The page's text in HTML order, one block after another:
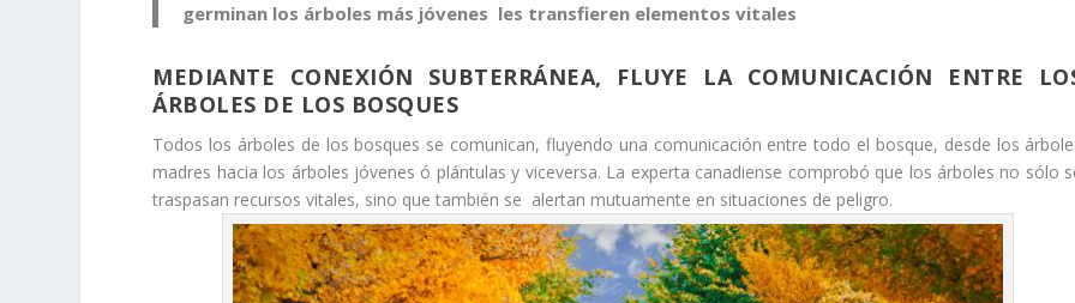
germinan los árboles más jóvenes les transfieren elementos vitales
MEDIANTE CONEXIÓN SUBTERRÁNEA, FLUYE LA COMUNICACIÓN ENTRE
ÁRBOLES DE LOS BOSQUES
Todos los árboles de los bosques se comunican, fluyendo una comunicación entre todo el bosque, desde los
madres hacia los árboles jóvenes ó plántulas y viceversa. La experta canadiense comprobó que los árboles no sólo
traspasan recursos vitales, sino que también se alertan mutuamente en situaciones de peligro.